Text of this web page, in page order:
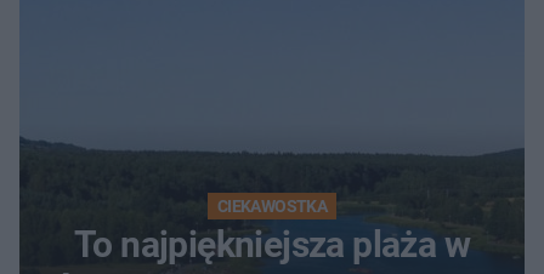
CIEKAWOSTKA
To najpiękniejsza plaża w